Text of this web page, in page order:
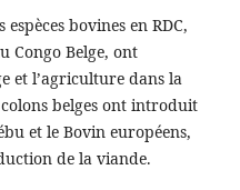
bovines en RDC,
Congo Belge, ont
et l’agriculture dans la
belges ont introduit
et le Bovin européens,
de la viande.